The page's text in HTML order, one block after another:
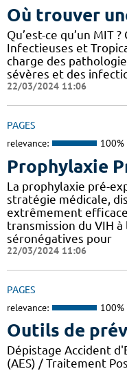
Où trouver
Qu’est-ce qu’un MIT
Infectieuses et
charge des
sévères et des
22/03/2024 11:06
PAGES
relevance: 100%
Prophylaxie
La prophylaxie pré-
stratégie médicale,
extrêmement
transmission du VIH
séronégatives pour
22/03/2024 11:06
PAGES
relevance: 100%
Outils de
Dépistage Accident
(AES) / Traitement